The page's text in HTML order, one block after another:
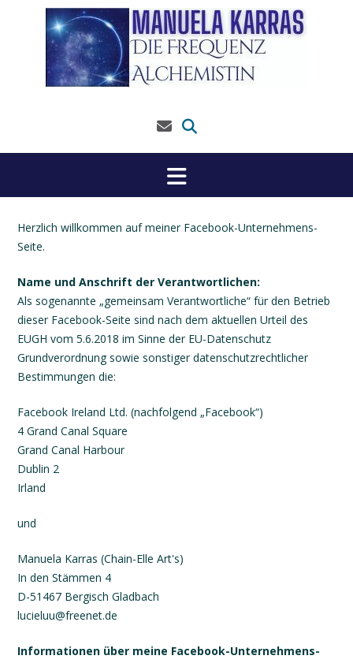
Herzlich willkommen auf meiner Facebook-Unternehmens-
Seite.
Name und Anschrift der Verantwortlichen:
Als sogenannte „gemeinsam Verantwortliche“ für den Betrieb
dieser Facebook-Seite sind nach dem aktuellen Urteil des
EUGH vom 5.6.2018 im Sinne der EU-Datenschutz
Grundverordnung sowie sonstiger datenschutzrechtlicher
Bestimmungen die:
Facebook Ireland Ltd. (nachfolgend „Facebook“)
4 Grand Canal Square
Grand Canal Harbour
Dublin 2
Irland
und
Manuela Karras (Chain-Elle Art's)
In den Stämmen 4
D-51467 Bergisch Gladbach
lucieluu@freenet.de
Informationen über meine Facebook-Unternehmens-